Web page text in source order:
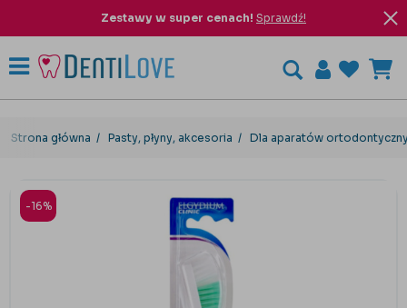
Zestawy w super cenach! Sprawdź!
Strona główna Pasty, płyny, akcesoria Dla aparatów
-16%